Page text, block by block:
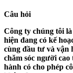
Câu hỏi
Công ty chúng tôi
hiện đang có kế
cùng đầu tư và vận
chăm sóc người
hành có cho phép